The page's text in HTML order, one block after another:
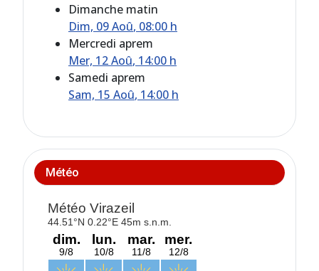
Dimanche matin
Dim, 09 Aoû, 08:00 h
Mercredi aprem
Mer, 12 Aoû, 14:00 h
Samedi aprem
Sam, 15 Aoû, 14:00 h
Météo